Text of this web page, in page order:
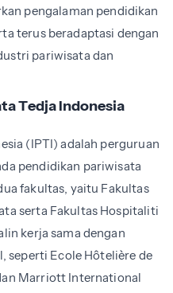
pengalaman pendidikan
terus beradaptasi dengan
pariwisata dan
Tedja Indonesia
(IPTI) adalah perguruan
pendidikan pariwisata
fakultas, yaitu Fakultas
serta Fakultas Hospitaliti
kerja sama dengan
seperti Ecole Hôtelière de
Marriott International